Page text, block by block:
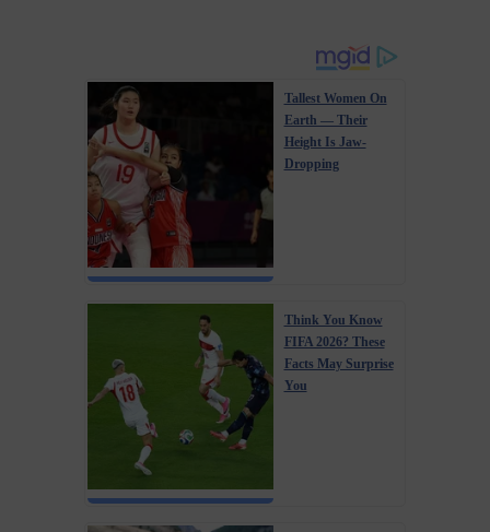
Tallest Women On
Earth — Their
Height Is Jaw-
Dropping
Think You Know
FIFA 2026? These
Facts May Surprise
You